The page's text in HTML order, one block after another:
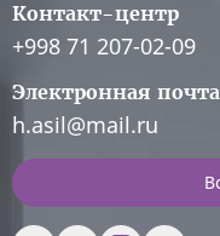
Контакт-центр
+998 71 207-02-09
Электронная почта
h.asil@mail.ru